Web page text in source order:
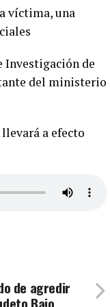
víctima, una
Investigación de
del ministerio
a efecto
de agredir